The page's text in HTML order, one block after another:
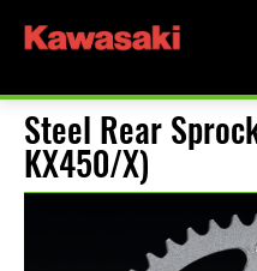
Steel Rear
KX450/X)